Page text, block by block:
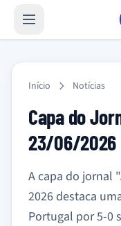
Início Notícias
Capa do
23/06/2026
A capa do jornal
2026 destaca
Portugal por 5-0